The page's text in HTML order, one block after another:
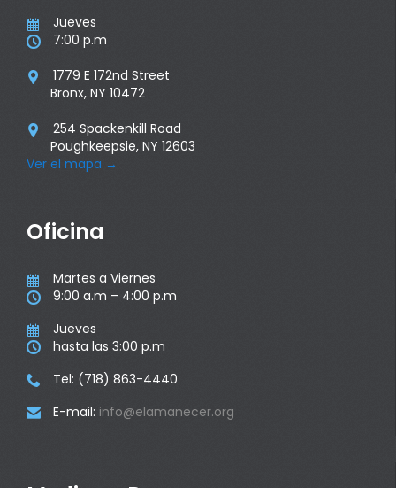
 Jueves
 7:00 p.m

1779 E 172nd Street
Bronx, NY 10472

254 Spackenkill Road
Poughkeepsie, NY 12603
Ver el mapa →
Oficina
 Martes a Viernes
 9:00 a.m – 4:00 p.m
 Jueves
 hasta las 3:00 p.m
 Tel: (718) 863-4440
 E-mail: info@elamanecer.org